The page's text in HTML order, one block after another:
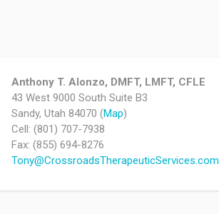
Anthony T. Alonzo, DMFT, LMFT, CFLE
43 West 9000 South Suite B3
Sandy, Utah 84070 (Map)
Cell: (801) 707-7938
Fax: (855) 694-8276
Tony@CrossroadsTherapeuticServices.com